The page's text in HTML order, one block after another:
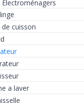
Electroménagers
cuisson
a laver